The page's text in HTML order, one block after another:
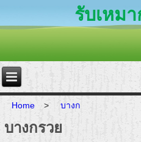
รับเหม
Home > บางก
บางกรวย